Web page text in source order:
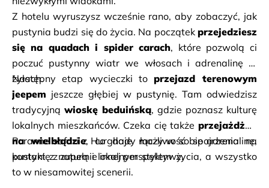
Z hotelu wyruszysz wcześnie rano, aby zobaczyć, jak
pustynia budzi się do życia. Na początek przejedziesz
się na quadach i spider carach, które pozwolą ci
poczuć pustynny wiatr we włosach i adrenalinę w
żyłach.
Następny etap wycieczki to przejazd terenowym
jeepem jeszcze głębiej w pustynię. Tam odwiedzisz
tradycyjną wioskę beduińską, gdzie poznasz kulturę
lokalnych mieszkańców. Czeka cię także przejażdżka
na wielbłądzie, co daje możliwość spojrzenia na
pustynię z zupełnie innej perspektywy.
Poranne safari z Hurghady łączy w sobie adrenalinę,
kontakt z naturą i lokalnym stylem życia, a wszystko